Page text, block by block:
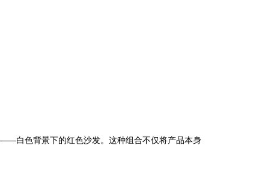
白色背景下的红色沙发。这种组合不仅将产品本身